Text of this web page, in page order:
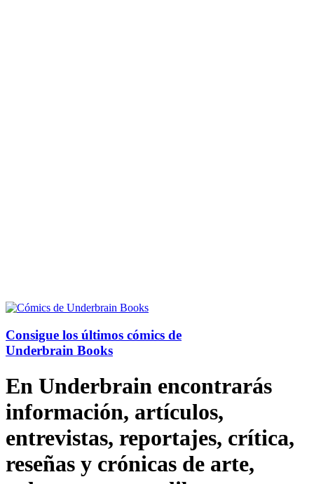
Consigue los últimos cómics de
Underbrain Books
En Underbrain encontrarás
información, artículos,
entrevistas, reportajes, crítica,
reseñas y crónicas de arte,